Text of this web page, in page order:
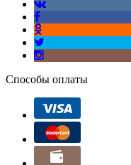
Способы оплаты